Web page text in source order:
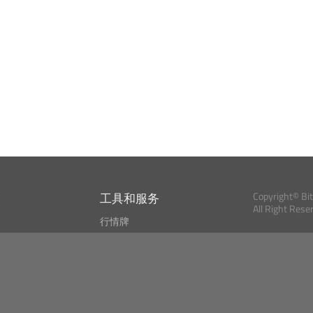
工具和服务
行情牌
Copyright©
All Right